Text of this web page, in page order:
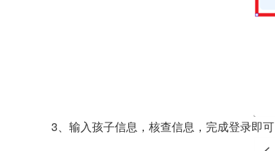
3、输入孩子信息，核查信息，完成登录即可